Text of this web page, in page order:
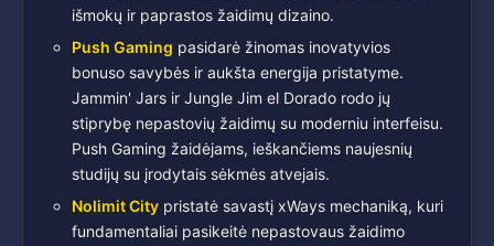
išmokų ir paprastos žaidimų dizaino.
Push Gaming pasidarė žinomas inovatyvios
bonuso savybės ir aukšta energija pristatyme.
Jammin' Jars ir Jungle Jim el Dorado rodo jų
stiprybę nepastovių žaidimų su moderniu interfeisu.
Push Gaming žaidėjams, ieškančiems naujesnių
studijų su įrodytais sėkmės atvejais.
Nolimit City pristatė savastį xWays mechaniką, kuri
fundamentaliai pasikeitė nepastovaus žaidimo